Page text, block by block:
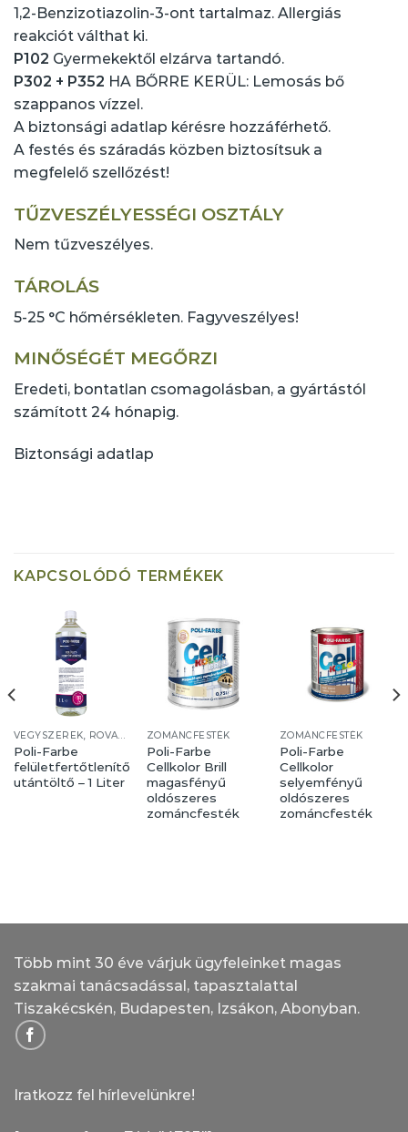
1,2-Benzizotiazolin-3-ont tartalmaz. Allergiás
reakciót válthat ki.
P102 Gyermekektől elzárva tartandó.
P302 + P352 HA BŐRRE KERÜL: Lemosás bő
szappanos vízzel.
A biztonsági adatlap kérésre hozzáférhető.
A festés és száradás közben biztosítsuk a
megfelelő szellőzést!
TŰZVESZÉLYESSÉGI OSZTÁLY
Nem tűzveszélyes.
TÁROLÁS
5-25 °C hőmérsékleten. Fagyveszélyes!
MINŐSÉGÉT MEGŐRZI
Eredeti, bontatlan csomagolásban, a gyártástól
számított 24 hónapig.
Biztonsági adatlap
KAPCSOLÓDÓ TERMÉKEK
VEGYSZEREK, ROVARÍRTÓ, HÁZTARTÁS
Poli-Farbe
felületfertőtlenítő
utántöltő – 1 Liter
ZOMÁNCFESTÉK
Poli-Farbe
Cellkolor Brill
magasfényű
oldószeres
zománcfesték
ZOMÁNCFESTÉK
Poli-Farbe
Cellkolor
selyemfényű
oldószeres
zománcfesték
Több mint 30 éve várjuk ügyfeleinket magas
szakmai tanácsadással, tapasztalattal
Tiszakécskén, Budapesten, Izsákon, Abonyban.
Iratkozz fel hírlevelünkre!